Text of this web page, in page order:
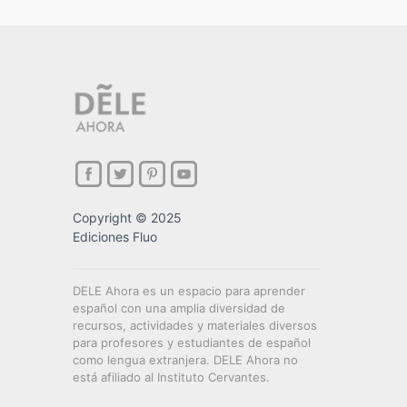
Copyright © 2025
Ediciones Fluo
DELE Ahora es un espacio para aprender
español con una amplia diversidad de
recursos, actividades y materiales diversos
para profesores y estudiantes de español
como lengua extranjera. DELE Ahora no
está afiliado al Instituto Cervantes.